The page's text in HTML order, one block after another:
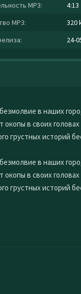
MP3:
4:13
MP3:
320
24-
в наших
в своих головах
грустных историй
в наших
в своих головах
грустных историй